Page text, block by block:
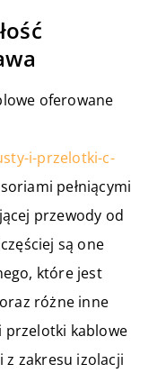
oferowane
i-przelotki-c-
pełniącymi
przewody od
są one
które jest
różne inne
przelotki kablowe
z zakresu izolacji